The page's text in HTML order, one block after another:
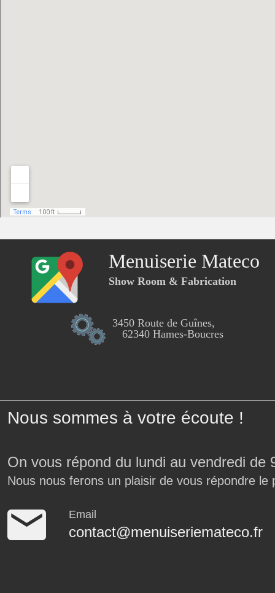
Menuiserie Mateco
Show Room & Fabrication
3450 Route de Guînes,
62340 Hames-Boucres
Nous sommes à votre écoute !
On vous répond du lundi au vendredi
Nous nous ferons un plaisir de vous répondre le
Email
contact@menuiseriemateco.fr